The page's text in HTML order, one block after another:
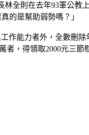
全則在去年93軍公教
的是幫助弱勢嗎？」
作能力者外，全數刪
，得領取2000元三節